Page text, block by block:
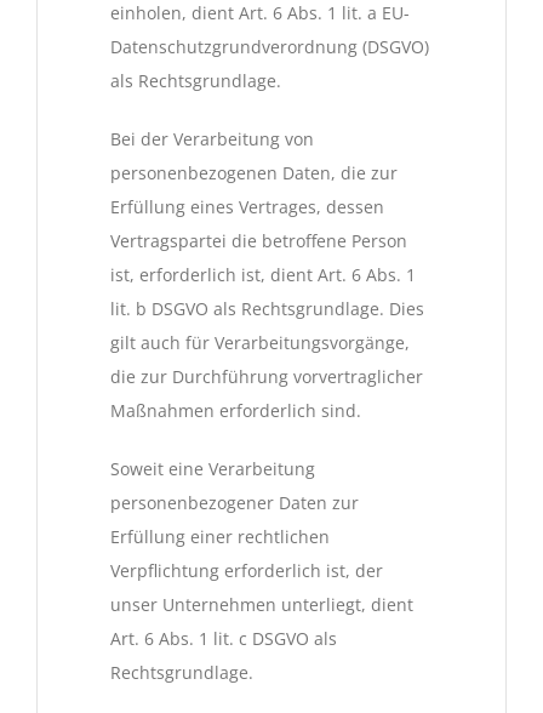
einholen, dient Art. 6 Abs. 1 lit. a EU-
Datenschutzgrundverordnung (DSGVO)
als Rechtsgrundlage.
Bei der Verarbeitung von
personenbezogenen Daten, die zur
Erfüllung eines Vertrages, dessen
Vertragspartei die betroffene Person
ist, erforderlich ist, dient Art. 6 Abs. 1
lit. b DSGVO als Rechtsgrundlage. Dies
gilt auch für Verarbeitungsvorgänge,
die zur Durchführung vorvertraglicher
Maßnahmen erforderlich sind.
Soweit eine Verarbeitung
personenbezogener Daten zur
Erfüllung einer rechtlichen
Verpflichtung erforderlich ist, der
unser Unternehmen unterliegt, dient
Art. 6 Abs. 1 lit. c DSGVO als
Rechtsgrundlage.